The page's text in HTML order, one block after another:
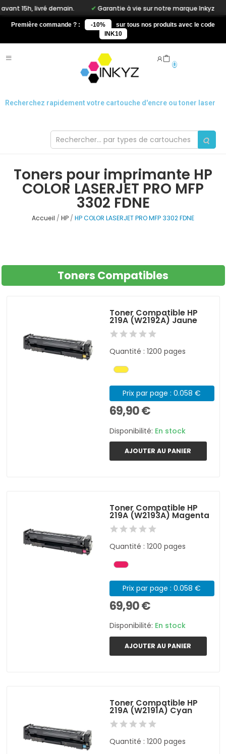
livré demain. Garantie à vie sur notre marque Inkyz
Première commande ? : -10%
sur tous nos produits avec le code
INK10
0
Recherchez rapidement votre cartouche d'encre ou toner laser
Toners pour imprimante HP
COLOR LASERJET PRO MFP
3302 FDNE
Accueil HP HP COLOR LASERJET PRO MFP 3302 FDNE
Toners Compatibles
Toner Compatible HP
219A (W2192A) Jaune
Quantité : 1200 pages
Prix par page : 0.058 €
69,90 €
Disponibilité: En stock
AJOUTER AU PANIER
Toner Compatible HP
219A (W2193A) Magenta
Quantité : 1200 pages
Prix par page : 0.058 €
69,90 €
Disponibilité: En stock
AJOUTER AU PANIER
Toner Compatible HP
219A (W2191A) Cyan
Quantité : 1200 pages